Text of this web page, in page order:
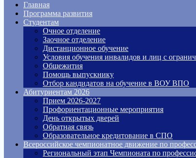
Главная
Программа развития
Студентам
Очное отделение
Заочное отделение
Дистанционное обучение
Условия обучения инвалидов и лиц с
Общежития
Помощь выпускнику
Отбор кандидатов на обучение в ВОУ ВПО
Абитуриентам 2026
Прием 2026-2027
Профориентационные мероприятия
День открытых дверей
Обратная связь
Образовательное кредитование в СПО
Всероссийское чемпионатное движение по
Региональный этап Чемпионата по